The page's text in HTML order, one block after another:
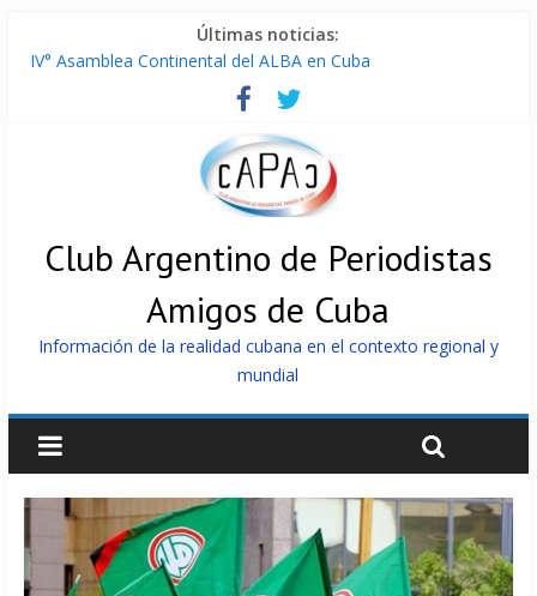
Últimas noticias:
IV° Asamblea Continental del ALBA en Cuba
ONU gestiona con “varios países interesados” envío de
Cuba, la «Gaza silenciosa»
Encuentro de Partidos Comunistas y Obreros en Cuba
China envía a Cuba sistemas 5.000 fotovoltaicos
Club Argentino de Periodistas
Amigos de Cuba
Información de la realidad cubana en el contexto regional y
mundial